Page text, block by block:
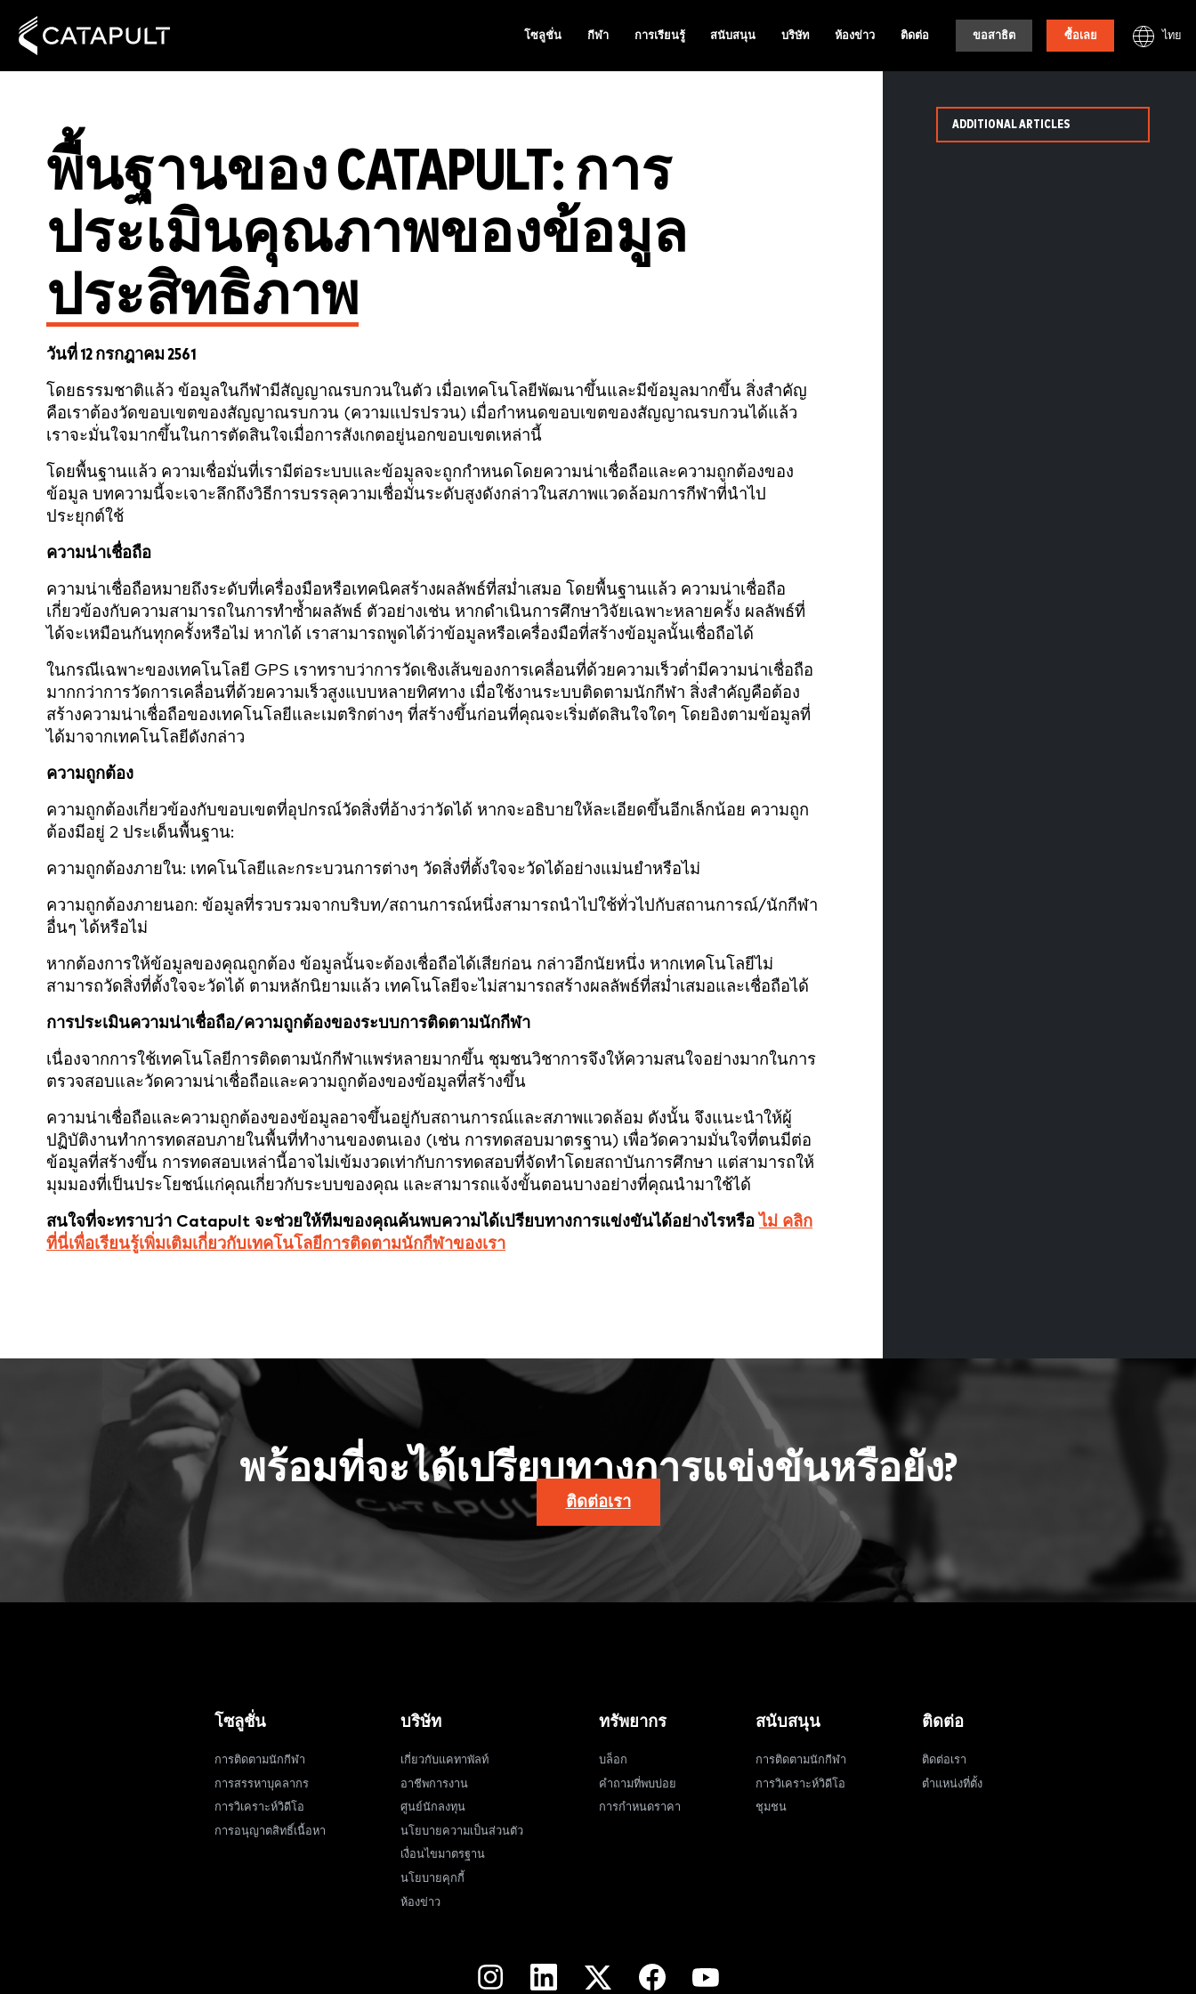
โซลูชั่น กีฬา การเรียนรู้ สนับสนุน บริษัท ห้องข่าว ติดต่อ ขอสาธิต ซื้อเลย ไทย
พื้นฐานของ CATAPULT: การ
ประเมินคุณภาพของข้อมูล
ประสิทธิภาพ
วันที่ 12 กรกฎาคม 2561
โดยธรรมชาติแล้ว ข้อมูลในกีฬามีสัญญาณรบกวนในตัว เมื่อเทคโนโลยีพัฒนาขึ้นและมีข้อมูลมากขึ้น สิ่งสำคัญ
คือเราต้องวัดขอบเขตของสัญญาณรบกวน (ความแปรปรวน) เมื่อกำหนดขอบเขตของสัญญาณรบกวนได้แล้ว
เราจะมั่นใจมากขึ้นในการตัดสินใจเมื่อการสังเกตอยู่นอกขอบเขตเหล่านี้
โดยพื้นฐานแล้ว ความเชื่อมั่นที่เรามีต่อระบบและข้อมูลจะถูกกำหนดโดยความน่าเชื่อถือและความถูกต้องของ
ข้อมูล บทความนี้จะเจาะลึกถึงวิธีการบรรลุความเชื่อมั่นระดับสูงดังกล่าวในสภาพแวดล้อมการกีฬาที่นำไป
ประยุกต์ใช้
ความน่าเชื่อถือ
ความน่าเชื่อถือหมายถึงระดับที่เครื่องมือหรือเทคนิคสร้างผลลัพธ์ที่สม่ำเสมอ โดยพื้นฐานแล้ว ความน่าเชื่อถือ
เกี่ยวข้องกับความสามารถในการทำซ้ำผลลัพธ์ ตัวอย่างเช่น หากดำเนินการศึกษาวิจัยเฉพาะหลายครั้ง ผลลัพธ์ที่
ได้จะเหมือนกันทุกครั้งหรือไม่ หากได้ เราสามารถพูดได้ว่าข้อมูลหรือเครื่องมือที่สร้างข้อมูลนั้นเชื่อถือได้
ในกรณีเฉพาะของเทคโนโลยี GPS เราทราบว่าการวัดเชิงเส้นของการเคลื่อนที่ด้วยความเร็วต่ำมีความน่าเชื่อถือ
มากกว่าการวัดการเคลื่อนที่ด้วยความเร็วสูงแบบหลายทิศทาง เมื่อใช้งานระบบติดตามนักกีฬา สิ่งสำคัญคือต้อง
สร้างความน่าเชื่อถือของเทคโนโลยีและเมตริกต่างๆ ที่สร้างขึ้นก่อนที่คุณจะเริ่มตัดสินใจใดๆ โดยอิงตามข้อมูลที่
ได้มาจากเทคโนโลยีดังกล่าว
ความถูกต้อง
ความถูกต้องเกี่ยวข้องกับขอบเขตที่อุปกรณ์วัดสิ่งที่อ้างว่าวัดได้ หากจะอธิบายให้ละเอียดขึ้นอีกเล็กน้อย ความถูก
ต้องมีอยู่ 2 ประเด็นพื้นฐาน:
ความถูกต้องภายใน: เทคโนโลยีและกระบวนการต่างๆ วัดสิ่งที่ตั้งใจจะวัดได้อย่างแม่นยำหรือไม่
ความถูกต้องภายนอก: ข้อมูลที่รวบรวมจากบริบท/สถานการณ์หนึ่งสามารถนำไปใช้ทั่วไปกับสถานการณ์/นักกีฬา
อื่นๆ ได้หรือไม่
หากต้องการให้ข้อมูลของคุณถูกต้อง ข้อมูลนั้นจะต้องเชื่อถือได้เสียก่อน กล่าวอีกนัยหนึ่ง หากเทคโนโลยีไม่
สามารถวัดสิ่งที่ตั้งใจจะวัดได้ ตามหลักนิยามแล้ว เทคโนโลยีจะไม่สามารถสร้างผลลัพธ์ที่สม่ำเสมอและเชื่อถือได้
การประเมินความน่าเชื่อถือ/ความถูกต้องของระบบการติดตามนักกีฬา
เนื่องจากการใช้เทคโนโลยีการติดตามนักกีฬาแพร่หลายมากขึ้น ชุมชนวิชาการจึงให้ความสนใจอย่างมากในการ
ตรวจสอบและวัดความน่าเชื่อถือและความถูกต้องของข้อมูลที่สร้างขึ้น
ความน่าเชื่อถือและความถูกต้องของข้อมูลอาจขึ้นอยู่กับสถานการณ์และสภาพแวดล้อม ดังนั้น จึงแนะนำให้ผู้
ปฏิบัติงานทำการทดสอบภายในพื้นที่ทำงานของตนเอง (เช่น การทดสอบมาตรฐาน) เพื่อวัดความมั่นใจที่ตนมีต่อ
ข้อมูลที่สร้างขึ้น การทดสอบเหล่านี้อาจไม่เข้มงวดเท่ากับการทดสอบที่จัดทำโดยสถาบันการศึกษา แต่สามารถให้
มุมมองที่เป็นประโยชน์แก่คุณเกี่ยวกับระบบของคุณ และสามารถแจ้งขั้นตอนบางอย่างที่คุณนำมาใช้ได้
สนใจที่จะทราบว่า Catapult จะช่วยให้ทีมของคุณค้นพบความได้เปรียบทางการแข่งขันได้อย่างไรหรือ ไม่ คลิก
ที่นี่เพื่อเรียนรู้เพิ่มเติมเกี่ยวกับเทคโนโลยีการติดตามนักกีฬาของเรา
ADDITIONAL ARTICLES
พร้อมที่จะได้เปรียบทางการแข่งขันหรือยัง?
ติดต่อเรา
โซลูชั่น
การติดตามนักกีฬา
การสรรหาบุคลากร
การวิเคราะห์วิดีโอ
การอนุญาตสิทธิ์เนื้อหา
บริษัท
เกี่ยวกับแคทาพัลท์
อาชีพการงาน
ศูนย์นักลงทุน
นโยบายความเป็นส่วนตัว
เงื่อนไขมาตรฐาน
นโยบายคุกกี้
ห้องข่าว
ทรัพยากร
บล็อก
คำถามที่พบบ่อย
การกำหนดราคา
สนับสนุน
การติดตามนักกีฬา
การวิเคราะห์วิดีโอ
ชุมชน
ติดต่อ
ติดต่อเรา
ตำแหน่งที่ตั้ง